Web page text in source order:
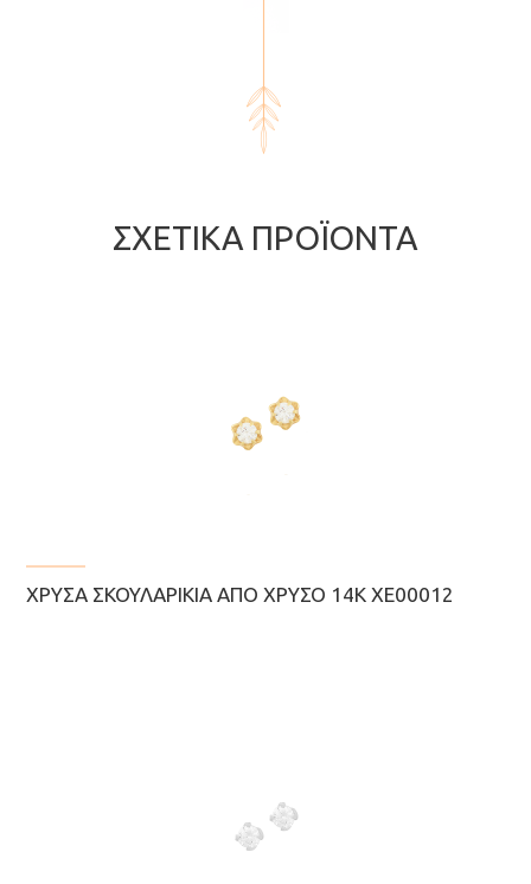
ΣΧΕΤΙΚΆ ΠΡΟΪΌΝΤΑ
ΧΡΥΣΆ ΣΚΟΥΛΑΡΊΚΙΑ ΑΠΌ ΧΡΥΣΌ 14Κ ΧΕ00012